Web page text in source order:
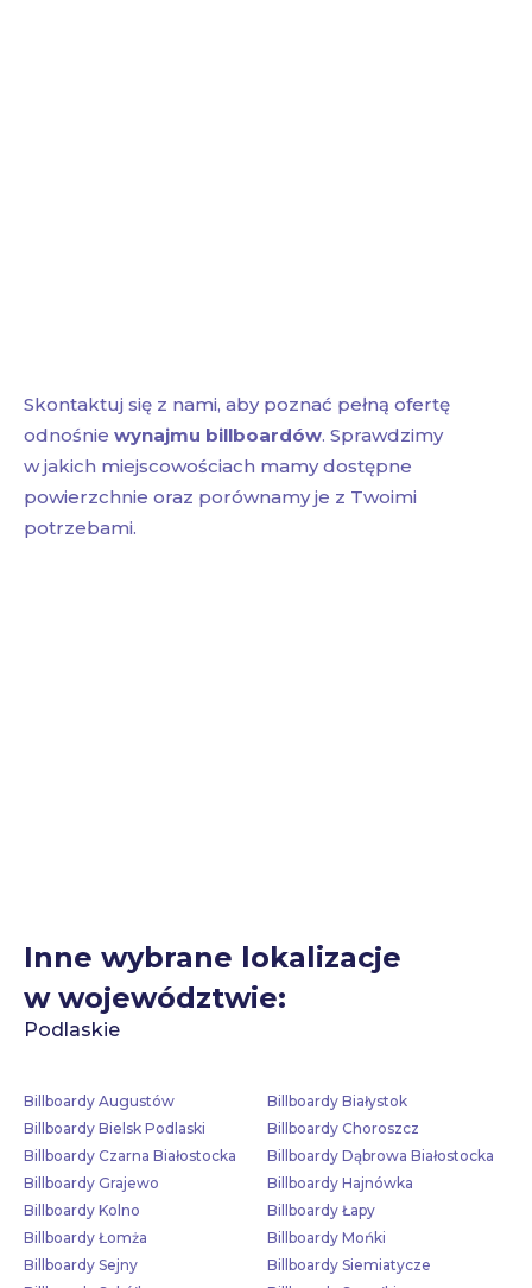
Skontaktuj się z nami, aby poznać pełną ofertę
odnośnie wynajmu billboardów. Sprawdzimy
w jakich miejscowościach mamy dostępne
powierzchnie oraz porównamy je z Twoimi
potrzebami.
Inne wybrane lokalizacje
w województwie:
Podlaskie
Billboardy Augustów
Billboardy Białystok
Billboardy Bielsk Podlaski
Billboardy Choroszcz
Billboardy Czarna Białostocka
Billboardy Dąbrowa Białostocka
Billboardy Grajewo
Billboardy Hajnówka
Billboardy Kolno
Billboardy Łapy
Billboardy Łomża
Billboardy Mońki
Billboardy Sejny
Billboardy Siemiatycze